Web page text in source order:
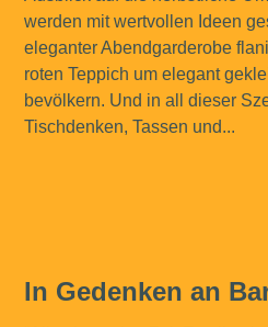
werden mit wertvollen Ideen
eleganter Abendgarderobe
roten Teppich um elegant
bevölkern. Und in all dieser
Tischdenken, Tassen und...
In Gedenken an